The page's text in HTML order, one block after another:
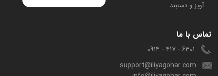
آویز و دستبند
تماس با ما
6301 - 417 - 0914
support@iliyagohar.com